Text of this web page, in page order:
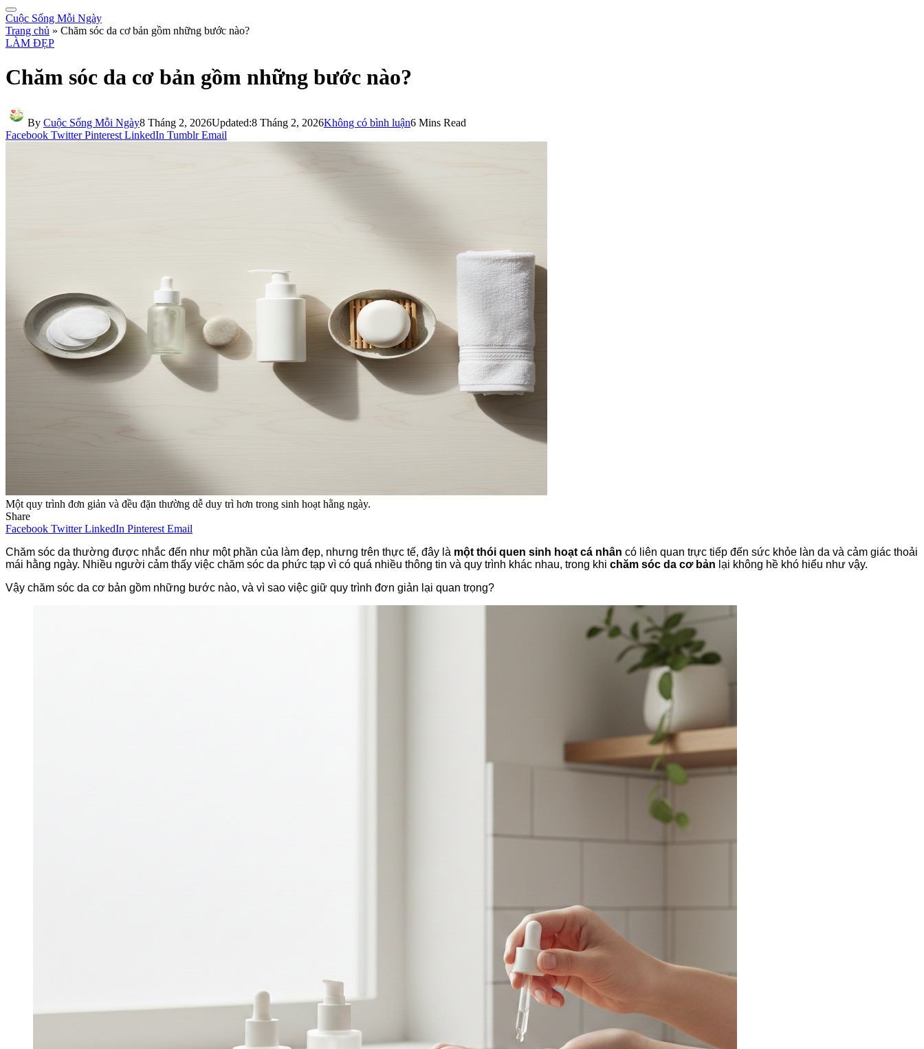
Cuộc Sống Mỗi Ngày
Trang chủ » Chăm sóc da cơ bản gồm những bước nào?
LÀM ĐẸP
Chăm sóc da cơ bản gồm những bước nào?
By Cuộc Sống Mỗi Ngày8 Tháng 2, 2026Updated:8 Tháng 2, 2026Không có bình luận6 Mins Read
Facebook Twitter Pinterest LinkedIn Tumblr Email
Một quy trình đơn giản và đều đặn thường dễ duy trì hơn trong sinh hoạt hằng ngày.
Share
Facebook Twitter LinkedIn Pinterest Email
Chăm sóc da thường được nhắc đến như một phần của làm đẹp, nhưng trên thực tế, đây là một thói quen sinh hoạt cá nhân có liên quan trực tiếp đến sức khỏe làn da và cảm giác thoải
mái hằng ngày. Nhiều người cảm thấy việc chăm sóc da phức tạp vì có quá nhiều thông tin và quy trình khác nhau, trong khi chăm sóc da cơ bản lại không hề khó hiểu như vậy.
Vậy chăm sóc da cơ bản gồm những bước nào, và vì sao việc giữ quy trình đơn giản lại quan trọng?